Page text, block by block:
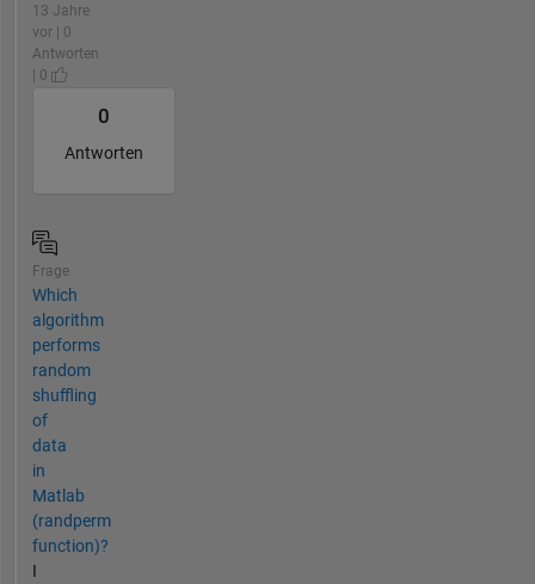
13 Jahre
vor | 0
Antworten
| 0
0
Antworten
Frage
Which
algorithm
performs
random
shuffling
of
data
in
Matlab
(randperm
function)?
I